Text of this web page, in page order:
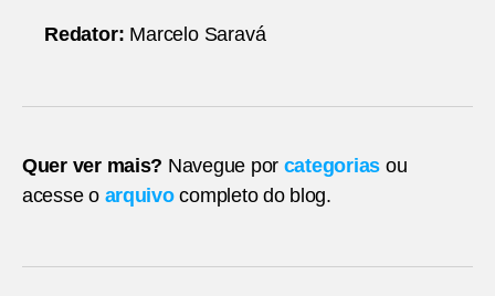
Redator: Marcelo Saravá
Quer ver mais? Navegue por categorias ou
acesse o arquivocompleto do blog.